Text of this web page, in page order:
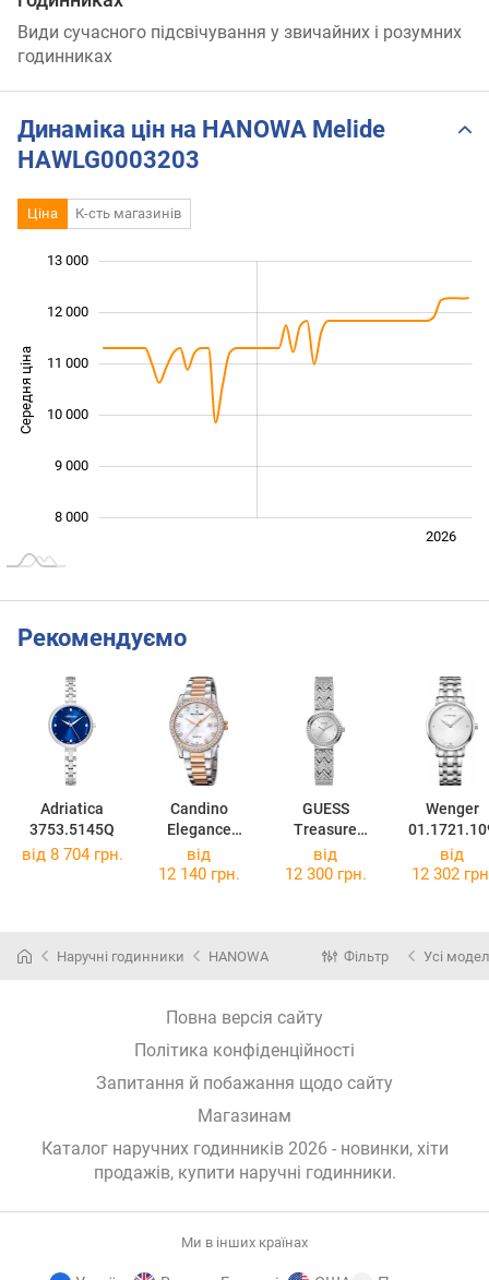
Види сучасного підсвічування у звичайних і розумних
годинниках
Динаміка цін на HANOWA Melide
HAWLG0003203
Ціна К-сть магазинів
Середня ціна
8 000
9 000
10 000
11 000
13 000
12 000
2026
Рекомендуємо
Adriatica
3753.5145Q
Candino
Elegance
C4741/1
GUESS
Treasure
GW0476L1
Wenger
від 8 704 грн.
від
12 140 грн.
від
12 300 грн.
від
12 302
Наручні годинники HANOWA Фільтр Усі
Повна версія сайту
Політика конфіденційності
Запитання й побажання щодо сайту
Магазинам
Каталог наручних годинників 2026 - новинки, хіти
продажів, купити наручні годинники.
Ми в інших країнах